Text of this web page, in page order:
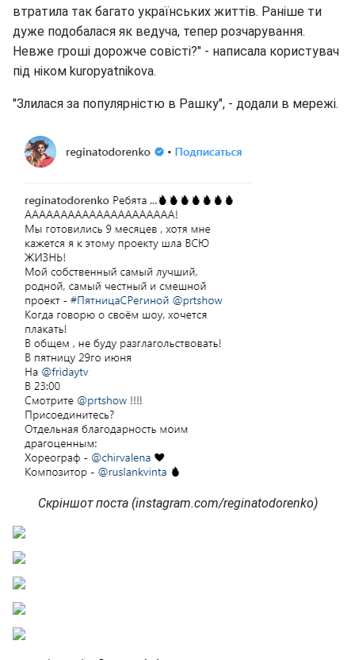
втратила так багато українських життів. Раніше ти
дуже подобалася як ведуча, тепер розчарування.
Невже гроші дорожче совісті?" - написала користувач
під ніком kuropyatnikova.
"Злилася за популярністю в Рашку", - додали в мережі.
Скріншот поста (instagram.com/reginatodorenko)